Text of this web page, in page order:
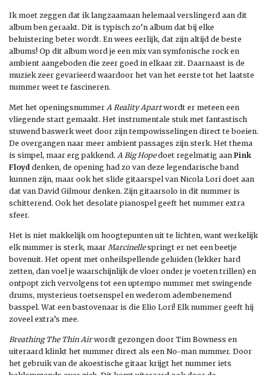
Ik moet zeggen dat ik langzaamaan helemaal verslingerd aan dit
album ben geraakt. Dit is typisch zo’n album dat bij elke
beluistering beter wordt. En wees eerlijk, dat zijn altijd de beste
albums! Op dit album word je een mix van symfonische rock en
ambient aangeboden die zeer goed in elkaar zit. Daarnaast is de
muziek zeer gevarieerd waardoor het van het eerste tot het laatste
nummer weet te fascineren.
Met het openingsnummer A Reality Apartwordt er meteen een
vliegende start gemaakt. Het instrumentale stuk met fantastisch
stuwend baswerk weet door zijn tempowisselingen direct te boeien.
De overgangen naar meer ambient passages zijn sterk. Het thema
is simpel, maar erg pakkend. A Big Hopedoet regelmatig aan Pink
Floyd denken, de opening had zo van deze legendarische band
kunnen zijn, maar ook het slide gitaarspel van Nicola Lori doet aan
dat van David Gilmour denken. Zijn gitaarsolo in dit nummer is
schitterend. Ook het desolate pianospel geeft het nummer extra
sfeer.
Het is niet makkelijk om hoogtepunten uit te lichten, want werkelijk
elk nummer is sterk, maar Marcinellespringt er net een beetje
bovenuit. Het opent met onheilspellende geluiden (lekker hard
zetten, dan voel je waarschijnlijk de vloer onder je voeten trillen) en
ontpopt zich vervolgens tot een uptempo nummer met swingende
drums, mysterieus toetsenspel en wederom adembenemend
basspel. Wat een bastovenaar is die Elio Lori! Elk nummer geeft hij
zoveel extra’s mee.
Breathing The Thin Airwordt gezongen door Tim Bowness en
uiteraard klinkt het nummer direct als een No-man nummer. Door
het gebruik van de akoestische gitaar krijgt het nummer iets